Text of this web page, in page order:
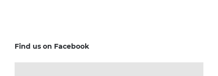
Find us on Facebook